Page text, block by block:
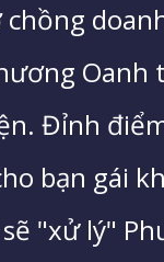
chồng
Đỉnh
bạn gái
"xử lý"